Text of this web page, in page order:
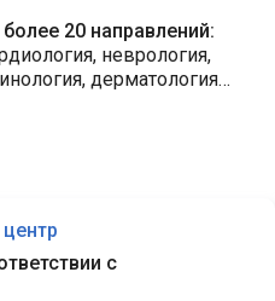
20 направлений:
неврология,
дерматология…
с